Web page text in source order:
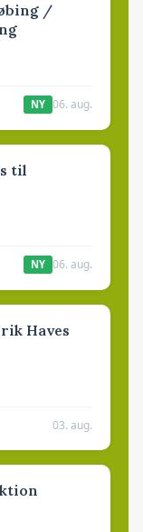
/
NY 06. aug.
til
NY 06. aug.
Haves
03. aug.